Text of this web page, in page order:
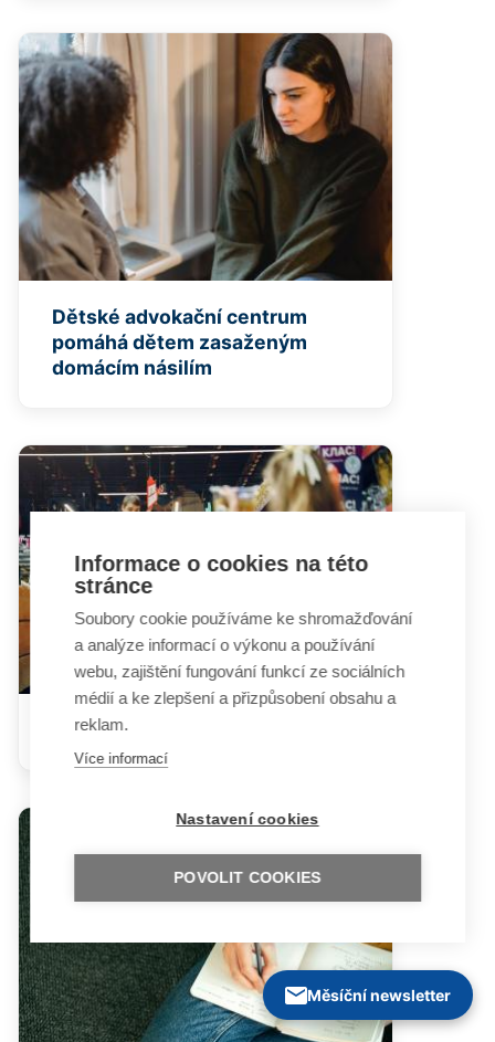
Dětské advokační centrum
pomáhá dětem zasaženým
domácím násilím
Rodiče, děti a peníze
Měsíční newsletter
Informace o cookies na této
stránce
Soubory cookie používáme ke shromažďování
a analýze informací o výkonu a používání
webu, zajištění fungování funkcí ze sociálních
médií a ke zlepšení a přizpůsobení obsahu a
reklam.
Více informací
Nastavení cookies
POVOLIT COOKIES